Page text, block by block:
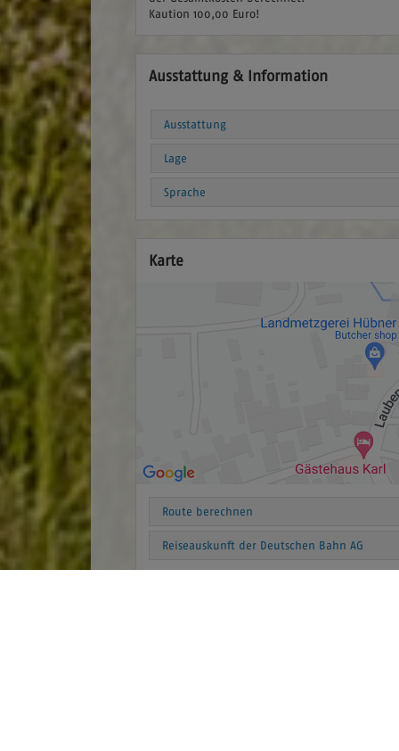
Kaution 100,00 Euro!
Ausstattung & Information
Ausstattung
Lage
Sprache
Karte
Route berechnen
Reiseauskunft der Deutschen Bahn AG